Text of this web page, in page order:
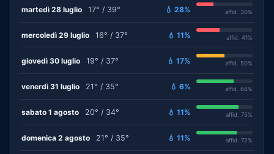
martedì 28 luglio 17° / 39° 💧 28% affid. 30%
mercoledì 29 luglio 16° / 37° 💧 11% affid. 41%
giovedì 30 luglio 19° / 37° 💧 17% affid. 50%
venerdì 31 luglio 21° / 35° 💧 6% affid. 66%
sabato 1 agosto 20° / 34° 💧 11% affid. 75%
domenica 2 agosto 21° / 35° 💧 11% affid. 72%